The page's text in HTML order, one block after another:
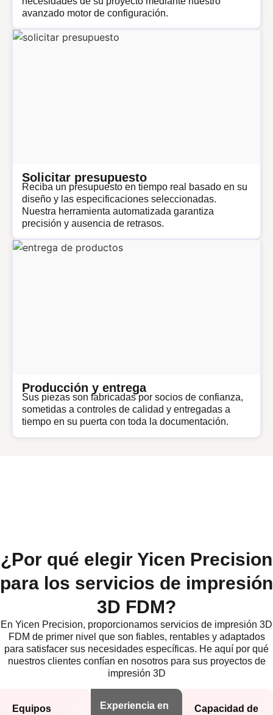
avanzado motor de configuración.
Solicitar presupuesto
Reciba un presupuesto en tiempo real basado en su
diseño y las especificaciones seleccionadas.
Nuestra herramienta automatizada garantiza
precisión y ausencia de retrasos.
Producción y entrega
Sus piezas son fabricadas por socios de confianza,
sometidas a controles de calidad y entregadas a
tiempo en su puerta con toda la documentación.
¿Por qué elegir Yicen Precision
para los servicios de impresión
3D FDM?
En Yicen Precision, proporcionamos servicios de impresión 3D
FDM de primer nivel que son fiables, rentables y adaptados
para satisfacer sus necesidades específicas. He aquí por qué
nuestros clientes confían en nosotros para sus proyectos de
impresión 3D
Equipos
Experiencia en
Capacidad de